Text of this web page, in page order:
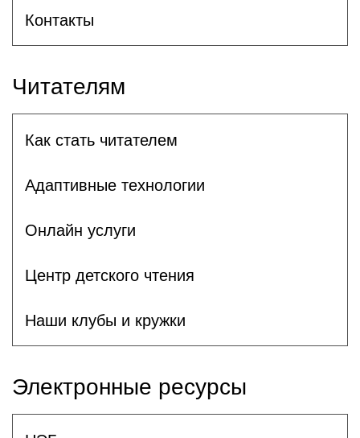
Контакты
Читателям
Как стать читателем
Адаптивные технологии
Онлайн услуги
Центр детского чтения
Наши клубы и кружки
Электронные ресурсы